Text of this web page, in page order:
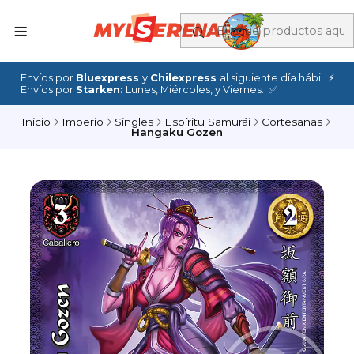
Envíos por Bluexpress y Chilexpress al siguiente día hábil. ⚡
Envíos por Starken: Lunes, Miércoles, y Viernes. ✅
Inicio Imperio Singles Espíritu Samurái
Cortesanas
Hangaku Gozen